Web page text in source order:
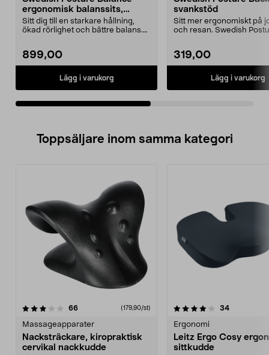
ergonomisk balanssits,
coreträning
Sitt dig till en starkare hållning,
ökad rörlighet och bättre balans.
899,00
Lägg i varukorg
svankstöd
Sitt mer ergonomiskt på
och resan. Swedish
319,00
Lägg i varukorg
Toppsäljare inom samma kategori
66recensioner (179,90/st)
Massageapparater
Nacksträckare, kiropraktisk
cervikal nackkudde
4.0 av 5 stjärnor 34recensioner
Ergonomi
Leitz Ergo Cosy
sittkudde
4.5 av 5 stjärnor